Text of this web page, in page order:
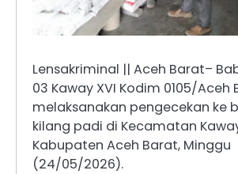
Lensakriminal || Aceh Barat–
03 Kaway XVI Kodim 0105/Aceh
melaksanakan pengecekan ke
kilang padi di Kecamatan
Kabupaten Aceh Barat, Minggu
(24/05/2026).